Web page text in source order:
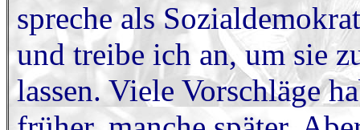
spreche als
und treibe ich an, um sie
lassen. Viele Vorschläge